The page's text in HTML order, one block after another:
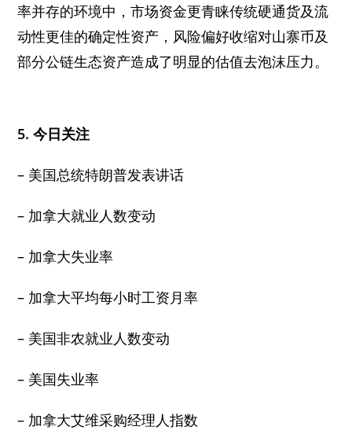
率并存的环境中，市场资金更青睐传统硬通货及流
动性更佳的确定性资产，风险偏好收缩对山寨币及
部分公链生态资产造成了明显的估值去泡沫压力。
5. 今日关注
– 美国总统特朗普发表讲话
– 加拿大就业人数变动
– 加拿大失业率
– 加拿大平均每小时工资月率
– 美国非农就业人数变动
– 美国失业率
– 加拿大艾维采购经理人指数